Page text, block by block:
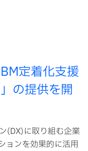
定着化支援
の提供を開
(DX)に取り組む企業
ョンを効果的に活用